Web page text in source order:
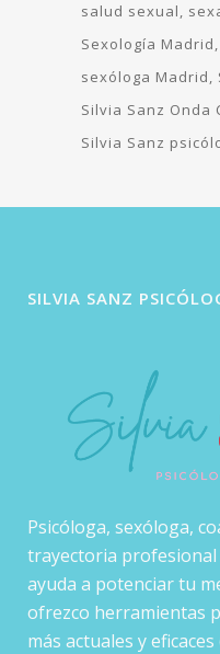
salud sexual
Sexología Madrid
sexóloga Madrid
Silvia Sanz Onda
Silvia Sanz
SILVIA SANZ
Psicóloga, sexóloga,
trayectoria profesional
ayuda a potenciar tu
ofrezco herramientas
más actuales y